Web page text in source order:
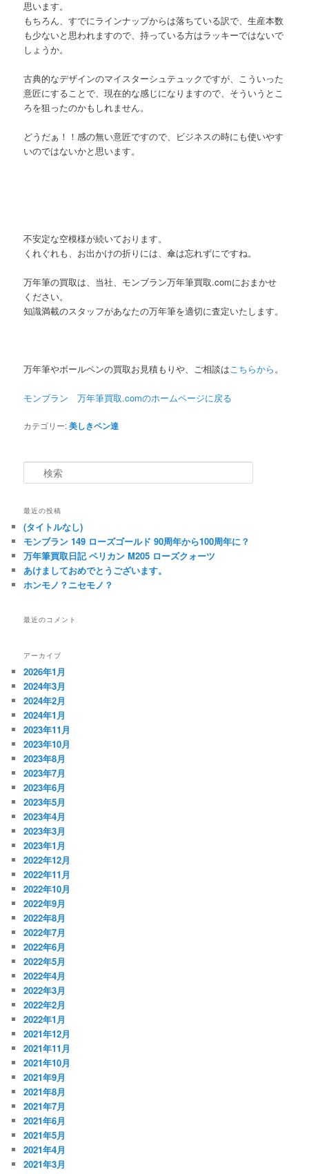
思います。
もちろん、すでにラインナップからは落ちている訳で、生産本数
も少ないと思われますので、持っている方はラッキーではないで
しょうか。
古典的なデザインのマイスターシュテュックですが、こういった
意匠にすることで、現在的な感じになりますので、そういうとこ
ろを狙ったのかもしれません。
どうだぁ！！感の無い意匠ですので、ビジネスの時にも使いやす
いのではないかと思います。
不安定な空模様が続いております。
くれぐれも、お出かけの折りには、傘は忘れずにですね。
万年筆の買取は、当社、モンブラン万年筆買取.comにおまかせ
ください。
知識満載のスタッフがあなたの万年筆を適切に査定いたします。
万年筆やボールペンの買取お見積もりや、ご相談はこちらから。
モンブラン 万年筆買取.comのホームページに戻る
カテゴリー:美しきペン達
最近の投稿
(タイトルなし)
モンブラン 149 ローズゴールド 90周年から100周年に？
万年筆買取日記 ペリカン M205 ローズクォーツ
あけましておめでとうございます。
ホンモノ？ニセモノ？
最近のコメント
アーカイブ
2026年1月
2024年3月
2024年2月
2024年1月
2023年11月
2023年10月
2023年8月
2023年7月
2023年6月
2023年5月
2023年4月
2023年3月
2023年1月
2022年12月
2022年11月
2022年10月
2022年9月
2022年8月
2022年7月
2022年6月
2022年5月
2022年4月
2022年3月
2022年2月
2022年1月
2021年12月
2021年11月
2021年10月
2021年9月
2021年8月
2021年7月
2021年6月
2021年5月
2021年4月
2021年3月